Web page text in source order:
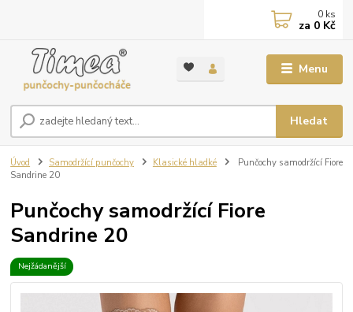
Menu
Hledat
0 ks
za 0 Kč
Úvod Samodržící punčochy Klasické hladké
Punčochy samodržící Fiore
Sandrine 20
Punčochy samodržící Fiore
Sandrine 20
Nejžádanější